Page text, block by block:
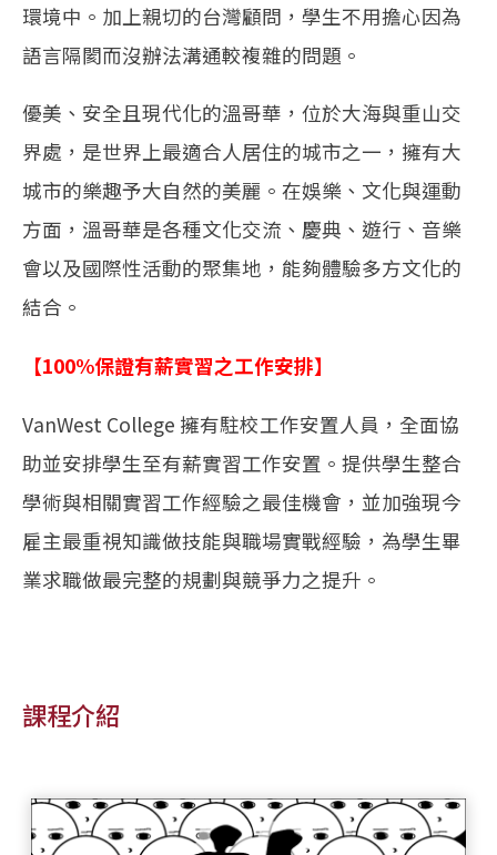
環境中。加上親切的台灣顧問，學生不用擔心因為
語言隔閡而沒辦法溝通較複雜的問題。
優美、安全且現代化的溫哥華，位於大海與重山交
界處，是世界上最適合人居住的城市之一，擁有大
城市的樂趣予大自然的美麗。在娛樂、文化與運動
方面，溫哥華是各種文化交流、慶典、遊行、音樂
會以及國際性活動的聚集地，能夠體驗多方文化的
結合。
【100%保證有薪實習之工作安排】
VanWest College 擁有駐校工作安置人員，全面協
助並安排學生至有薪實習工作安置。提供學生整合
學術與相關實習工作經驗之最佳機會，並加強現今
雇主最重視知識做技能與職場實戰經驗，為學生畢
業求職做最完整的規劃與競爭力之提升。
課程介紹